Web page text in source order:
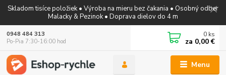
Skladom tisíce položiek • Výroba na mieru bez čakania • Osobný odber
Malacky & Pezinok • Doprava dielov do 4 m
Menu
0948 484 313
Po-Pia 7:30-16:00 hod
0 ks
za 0,00 €